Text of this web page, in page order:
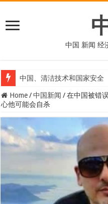
中国 新闻 经
中国、清洁技术和国家安全
Home / 中国新闻 / 在中国被错
心他可能会自杀